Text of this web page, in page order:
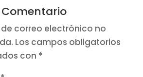
Comentario
correo electrónico no
Los campos obligatorios
con *